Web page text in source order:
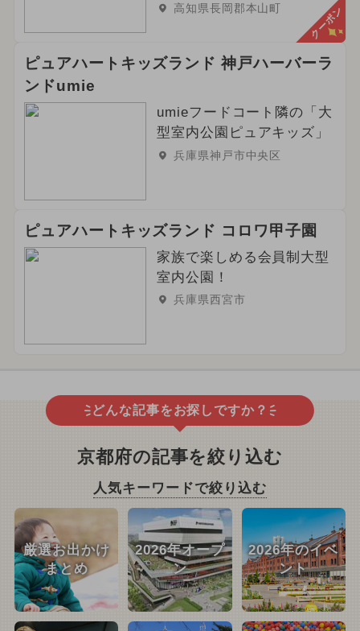
高知県長岡郡本山町 クーポン
ピュアハートキッズランド 神戸ハーバーラ
ンドumie
umieフードコート隣の「大
型室内公園ピュアキッズ」
兵庫県神戸市中央区
ピュアハートキッズランド コロワ甲子園
家族で楽しめる会員制大型
室内公園！
兵庫県西宮市
どんな記事をお探しですか？
京都府の記事を絞り込む
人気キーワードで絞り込む
厳選お出かけ
まとめ
2026年オープ
ン
2026年のイベ
ント